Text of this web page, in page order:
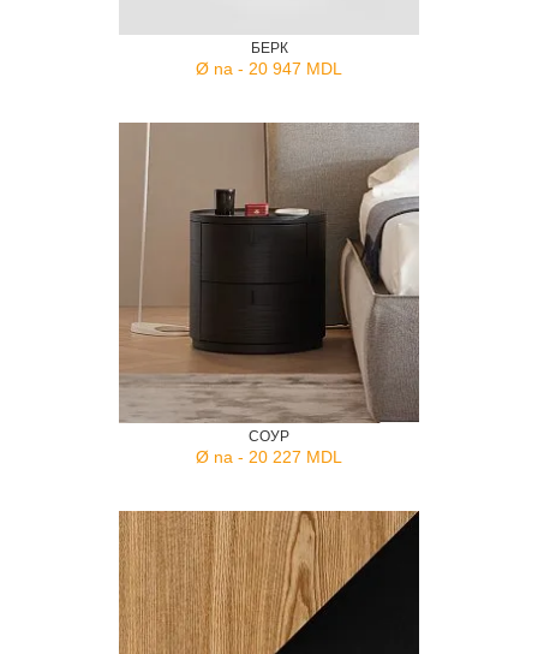
БЕРК
Ø na - 20 947 MDL
СОУР
Ø na - 20 227 MDL